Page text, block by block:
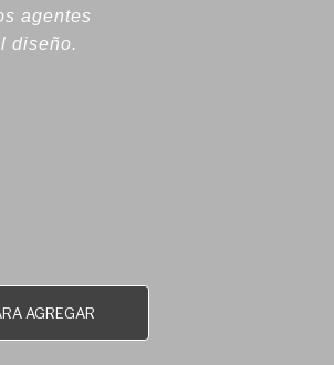
agentes
diseño.
AGREGAR